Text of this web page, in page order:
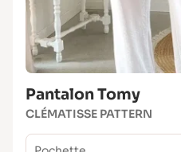
Pantalon Tomy
CLÉMATISSE PATTERN